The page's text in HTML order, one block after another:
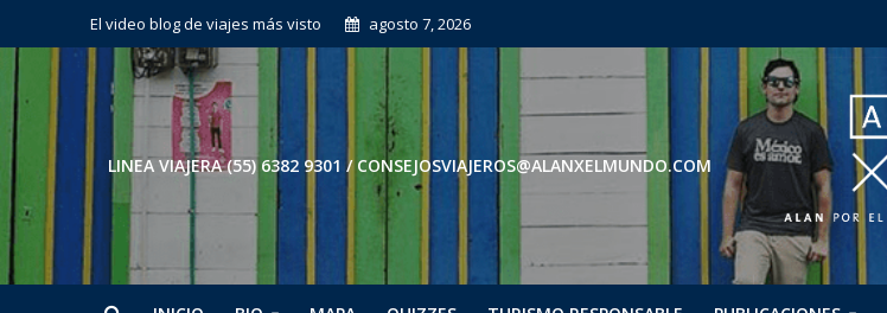
El video blog de viajes más visto agosto 7, 2026
LINEA VIAJERA (55) 6382 9301 / CONSEJOSVIAJEROS@ALANXELMUNDO.COM